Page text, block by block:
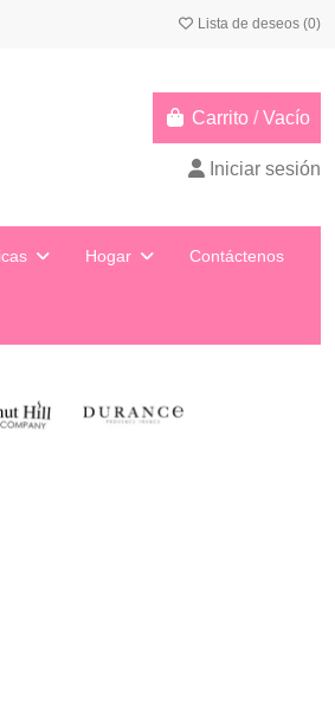
Lista de deseos (0)
Carrito /Vacío
Iniciar sesión
Hogar Contáctenos